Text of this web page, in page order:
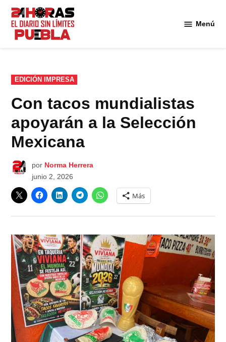
Saltar
contenido
Menú
PUBLICADO
EN
EDICIÓN IMPRESA
Con tacos mundialistas
apoyarán a la Selección
Mexicana
por Norma Herrera
junio 2, 2026
Más